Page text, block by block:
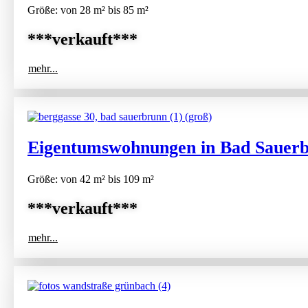
Größe: von 28 m² bis 85 m²
***verkauft***
mehr...
Eigentumswohnungen in Bad
Größe: von 42 m² bis 109 m²
***verkauft***
mehr...